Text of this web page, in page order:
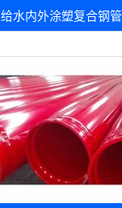
给水内外涂塑复合钢管